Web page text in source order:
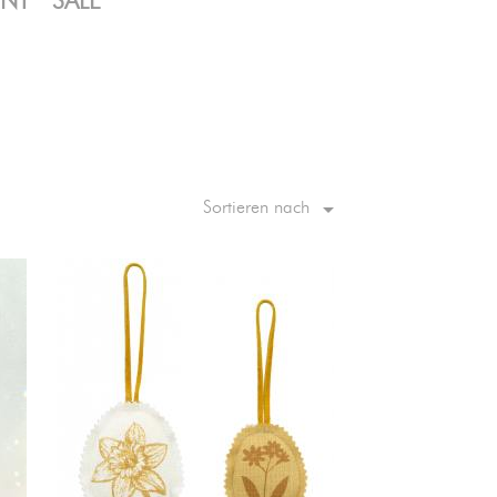
Sortieren nach 